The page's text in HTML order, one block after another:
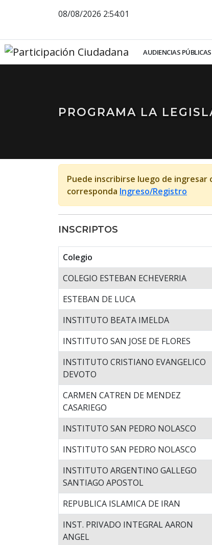
08/08/2026 2:54:02
AUDIENCIAS PÚBLICAS
PROGRAMA LA
Puede inscribirse luego de
corresponda Ingreso/Registro
INSCRIPTOS
Colegio
COLEGIO ESTEBAN ECHEVERRIA
ESTEBAN DE LUCA
INSTITUTO BEATA IMELDA
INSTITUTO SAN JOSE DE FLORES
INSTITUTO CRISTIANO EVANGELICO
DEVOTO
CARMEN CATREN DE MENDEZ
CASARIEGO
INSTITUTO SAN PEDRO NOLASCO
INSTITUTO SAN PEDRO NOLASCO
INSTITUTO ARGENTINO GALLEGO
SANTIAGO APOSTOL
REPUBLICA ISLAMICA DE IRAN
INST. PRIVADO INTEGRAL AARON
ANGEL